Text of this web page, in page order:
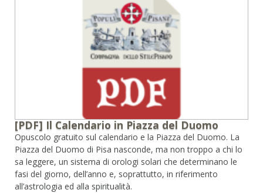
[PDF] Il Calendario in Piazza del Duomo
Opuscolo gratuito sul calendario e la Piazza del Duomo. La
Piazza del Duomo di Pisa nasconde, ma non troppo a chi lo
sa leggere, un sistema di orologi solari che determinano le
fasi del giorno, dell’anno e, soprattutto, in riferimento
all’astrologia ed alla spiritualità.